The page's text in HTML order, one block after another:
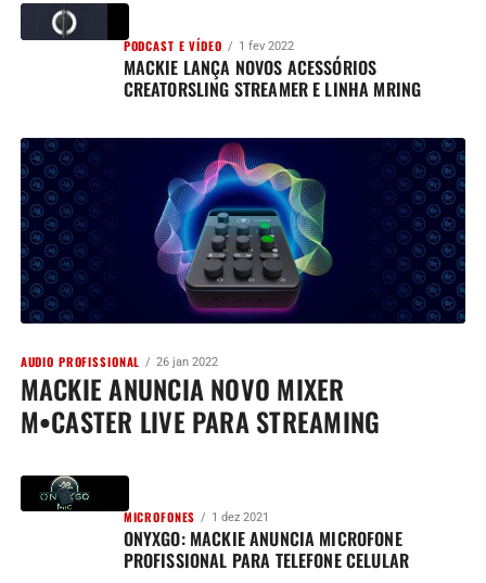
PODCAST E VÍDEO 1 fev 2022
MACKIE LANÇA NOVOS ACESSÓRIOS
CREATORSLING STREAMER E LINHA MRING
AUDIO PROFISSIONAL 26 jan 2022
MACKIE ANUNCIA NOVO MIXER
M•CASTER LIVE PARA STREAMING
MICROFONES 1 dez 2021
ONYXGO: MACKIE ANUNCIA MICROFONE
PROFISSIONAL PARA TELEFONE CELULAR